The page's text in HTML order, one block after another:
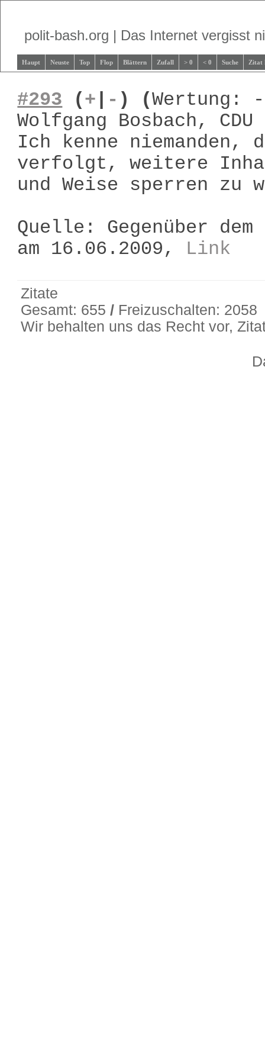
polit-bash.org | Das Internet vergisst
Haupt Neuste Top Flop Blättern Zufall > 0 < 0 Suche Zitat
#293 (+ - ) (Wertung: -
Wolfgang Bosbach, CDU
Ich kenne
verfolgt, weitere
und Weise sperren zu
Quelle: Gegenüber
am 16.06.2009, Link
Zitate
Gesamt: 655/ Freizuschalten: 2058
Wir behalten uns das Recht vor,